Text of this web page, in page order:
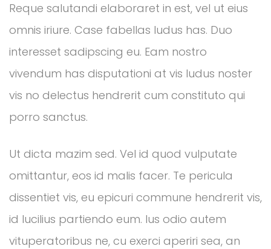
Reque salutandi elaboraret in est, vel ut eius
omnis iriure. Case fabellas ludus has. Duo
interesset sadipscing eu. Eam nostro
vivendum has disputationi at vis ludus noster
vis no delectus hendrerit cum constituto qui
porro sanctus.
Ut dicta mazim sed. Vel id quod vulputate
omittantur, eos id malis facer. Te pericula
dissentiet vis, eu epicuri commune hendrerit vis,
id lucilius partiendo eum. Ius odio autem
vituperatoribus ne, cu exerci aperiri sea, an